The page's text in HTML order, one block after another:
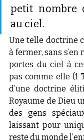
petit nombre
au ciel.
Une telle doctrine
à fermer, sans
portes du ciel à
pas comme elle (1
d’une doctrine
Royaume de Dieu
des gens
laissant pour
reste du monde